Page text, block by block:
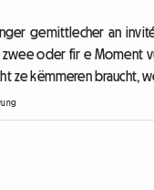
gemittlecher an
zwee oder fir e Moment
ze këmmeren braucht,